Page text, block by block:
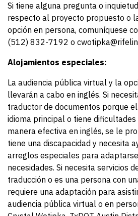
Si tiene alguna pregunta o
respecto al proyecto propuesto o
opción en persona, comuníquese
(512) 832-7192 o
Alojamientos especiales:
La audiencia pública virtual y la
llevarán a cabo en inglés. Si
traductor de documentos porque
idioma principal o tiene
manera efectiva en inglés, se le
tiene una discapacidad y necesita
arreglos especiales para
necesidades. Si necesita servicios
traducción o es una persona con
requiere una adaptación para
audiencia pública virtual o en